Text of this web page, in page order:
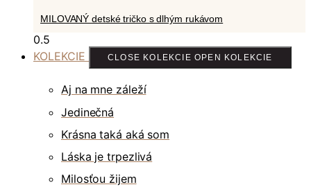
MILOVANÝ detské tričko s dlhým rukávom
KOLEKCIE CLOSE KOLEKCIE OPEN KOLEKCIE
Aj na mne záleží
Jedinečná
Krásna taká aká som
Láska je trpezlivá
Milosťou žijem